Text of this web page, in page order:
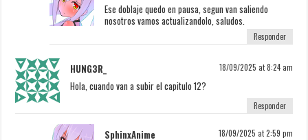
Ese doblaje quedo en pausa, segun van saliendo
nosotros vamos actualizandolo, saludos.
Responder
HUNG3R_ 18/09/2025 at 8:24 am
Hola, cuando van a subir el capitulo 12?
Responder
SphinxAnime 18/09/2025 at 2:59 pm